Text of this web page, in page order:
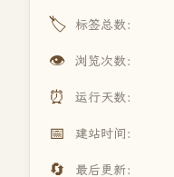
🏷️ 标签总数：
👁️ 浏览次数：
⏰ 运行天数：
📅 建站时间：
🔄 最后更新：